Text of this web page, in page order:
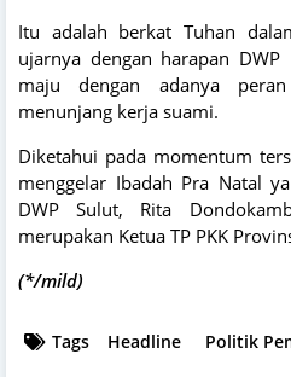
Itu adalah berkat Tuhan
ujarnya dengan harapan
maju dengan adanya
menunjang kerja suami.
Diketahui pada momentum
menggelar Ibadah Pra Natal
DWP Sulut, Rita
merupakan Ketua TP PKK
(*/mild)
Tags Headline Politik